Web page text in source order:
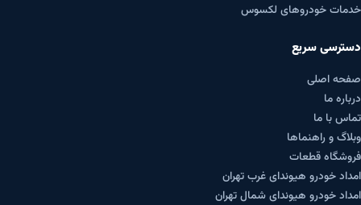
خدمات خودروهای لکسوس
دسترسی سریع
صفحه اصلی
درباره ما
تماس با ما
وبلاگ و راهنماها
فروشگاه قطعات
امداد خودرو هیوندای غرب تهران
امداد خودرو هیوندای شمال تهران